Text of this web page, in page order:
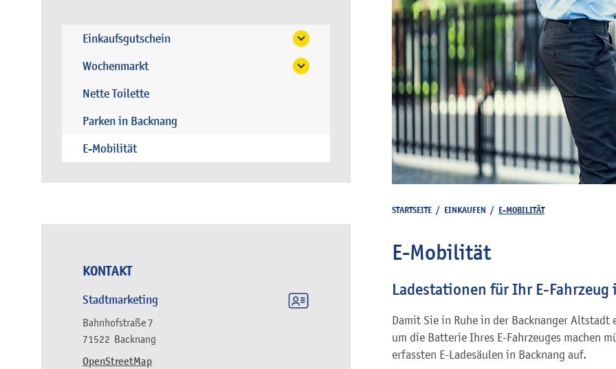
Einkaufsgutschein
Wochenmarkt
Nette Toilette
Parken in Backnang
E-Mobilität
KONTAKT
Stadtmarketing
Bahnhofstraße 7
71522 Backnang
OpenStreetMap
STARTSEITE / EINKAUFEN / E-MOBILITÄT
E-Mobilität
Ladestationen für Ihr E-Fahrzeug
Damit Sie in Ruhe in der Backnanger
um die Batterie Ihres E-Fahrzeuges machen
erfassten E-Ladesäulen in Backnang auf.